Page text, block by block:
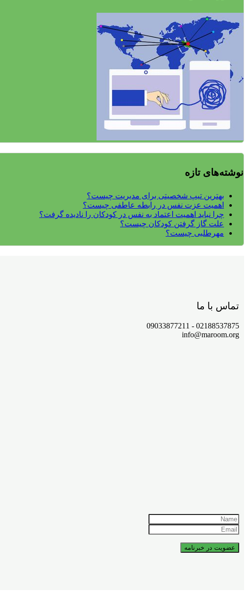
نوشته‌های تازه
بهترین تیپ شخصیتی برای مدیریت چیست؟
اهمیت عزت نفس در رابطه عاطفی چیست؟
چرا نباید اهمیت اعتماد به نفس در کودکان را نادیده گرفت؟
علت گاز گرفتن کودکان چیست؟
مهرطلبی چیست؟
تماس با ما
02188537875 - 09033877211
info@maroom.org